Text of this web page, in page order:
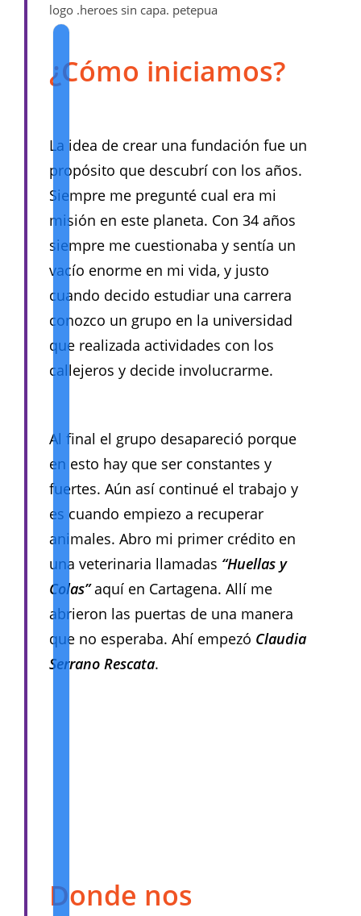
logo .heroes sin capa. petepua
¿Cómo iniciamos?
La idea de crear una fundación fue un
propósito que descubrí con los años.
Siempre me pregunté cual era mi
misión en este planeta. Con 34 años
siempre me cuestionaba y sentía un
vacío enorme en mi vida, y justo
cuando decido estudiar una carrera
conozco un grupo en la universidad
que realizada actividades con los
callejeros y decide involucrarme.
Al final el grupo desapareció porque
en esto hay que ser constantes y
fuertes. Aún así continué el trabajo y
es cuando empiezo a recuperar
animales. Abro mi primer crédito en
una veterinaria llamadas “Huellas y
Colas”aquí en Cartagena. Allí me
abrieron las puertas de una manera
que no esperaba. Ahí empezó Claudia
Serrano Rescata.
Donde nos